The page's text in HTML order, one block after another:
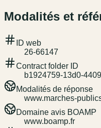
Modalités et
ID web
26-66147
Contract folder ID
b1924759-13d0-
Modalités de réponse
www.marches-
Domaine avis BOAMP
www.boamp.fr